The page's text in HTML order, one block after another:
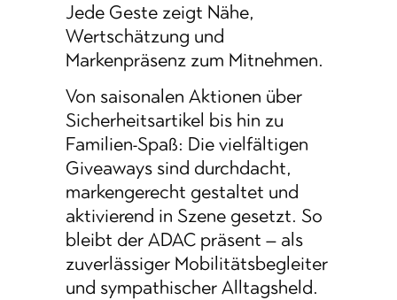
Jede Geste zeigt Nähe,
Wertschätzung und
Markenpräsenz zum Mitnehmen.
Von saisonalen Aktionen über
Sicherheitsartikel bis hin zu
Familien-Spaß: Die vielfältigen
Giveaways sind durchdacht,
markengerecht gestaltet und
aktivierend in Szene gesetzt. So
bleibt der ADAC präsent – als
zuverlässiger Mobilitätsbegleiter
und sympathischer Alltagsheld.